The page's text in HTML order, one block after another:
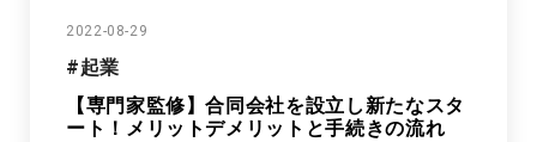
2022-08-29
#起業
【専門家監修】合同会社を設立し新たなスタ
ート！メリットデメリットと手続きの流れ